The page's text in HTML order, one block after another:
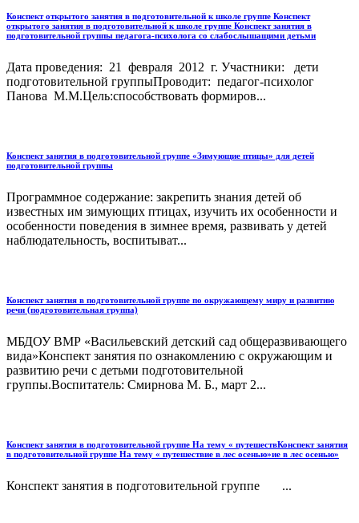
Конспект открытого занятия в подготовительной к школе группе Конспект
открытого занятия в подготовительной к школе группе Конспект занятия в
подготовительной группы педагога-психолога со слабослышащими детьми
Дата проведения: 21 февраля 2012 г. Участники: дети
подготовительной группыПроводит: педагог-психолог
Панова М.М.Цель:способствовать формиров...
Конспект занятия в подготовительной группе «Зимующие птицы» для детей
подготовительной группы
Программное содержание: закрепить знания детей об
известных им зимующих птицах, изучить их особенности и
особенности поведения в зимнее время, развивать у детей
наблюдательность, воспитыват...
Конспект занятия в подготовительной группе по окружающему миру и развитию
речи (подготовительная группа)
МБДОУ ВМР «Васильевский детский сад общеразвивающего
вида»Конспект занятия по ознакомлению с окружающим и
развитию речи с детьми подготовительной
группы.Воспитатель: Смирнова М. Б., март 2...
Конспект занятия в подготовительной группе На тему « путешествКонспект занятия
в подготовительной группе На тему « путешествие в лес осенью»ие в лес осенью»
Конспект занятия в подготовительной группе ...